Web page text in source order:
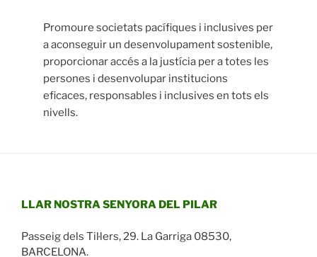
Promoure societats pacífiques i inclusives per
a aconseguir un desenvolupament sostenible,
proporcionar accés a la justícia per a totes les
persones i desenvolupar institucions
eficaces, responsables i inclusives en tots els
nivells.
LLAR NOSTRA SENYORA DEL PILAR
Passeig dels Til·lers, 29. La Garriga 08530,
BARCELONA.